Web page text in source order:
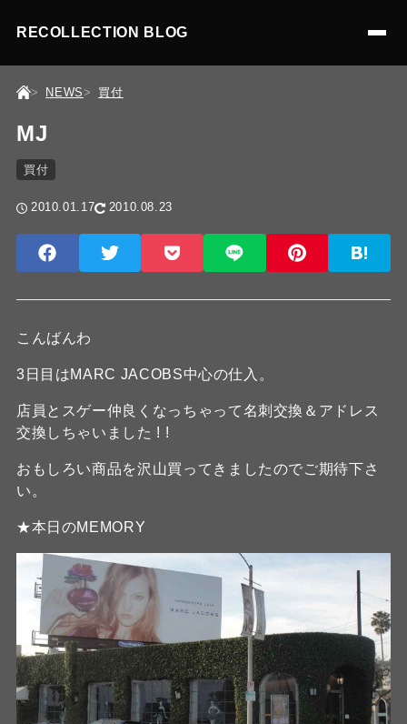
RECOLLECTION BLOG
NEWS 買付
MJ
買付
2010.01.17 2010.08.23
こんばんわ
3日目はMARC JACOBS中心の仕入。
店員とスゲー仲良くなっちゃって名刺交換＆アドレス
交換しちゃいました ! !
おもしろい商品を沢山買ってきましたのでご期待下さ
い。
★本日のMEMORY